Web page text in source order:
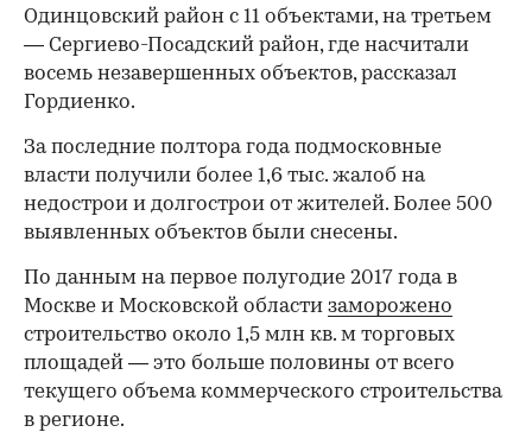
Одинцовский район с 11 объектами, на третьем
— Сергиево-Посадский район, где насчитали
восемь незавершенных объектов, рассказал
Гордиенко.
За последние полтора года подмосковные
власти получили более 1,6 тыс. жалоб на
недострои и долгострои от жителей. Более 500
выявленных объектов были снесены.
По данным на первое полугодие 2017 года в
Москве и Московской области заморожено
строительство около 1,5 млн кв. м торговых
площадей — это больше половины от всего
текущего объема коммерческого строительства
в регионе.